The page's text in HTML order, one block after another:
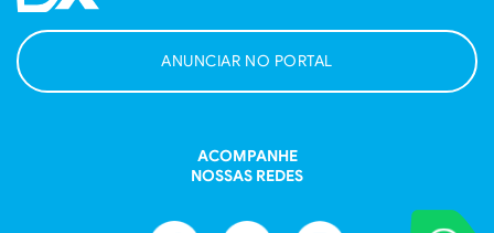
ANUNCIAR NO PORTAL
ACOMPANHE
NOSSAS REDES